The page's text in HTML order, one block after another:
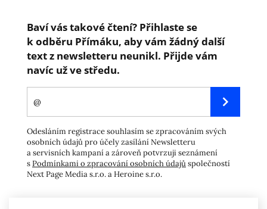
Baví vás takové čtení? Přihlaste se
k odběru Přímáku, aby vám žádný další
text z newsletteru neunikl. Přijde vám
navíc už ve středu.
Odesláním registrace souhlasím se zpracováním svých
osobních údajů pro účely zasílání Newsletteru
a servisních kampaní a zároveň potvrzuji seznámení
sPodmínkami o zpracování osobních údajůspolečností
Next Page Media s.r.o. a Heroine s.r.o.